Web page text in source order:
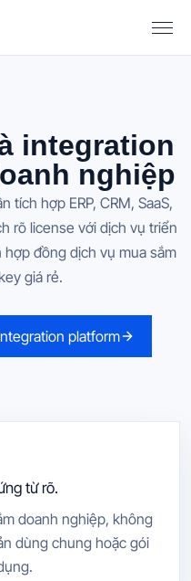
integration
nghiệp
tích hợp ERP, CRM, SaaS,
rõ license với dịch vụ triển
đồng dịch vụ mua sắm
giá rẻ.
platform
từ rõ.
doanh nghiệp, không
dùng chung hoặc gói